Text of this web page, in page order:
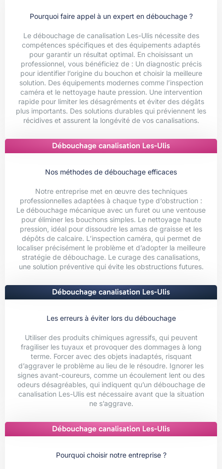
Pourquoi faire appel à un expert en débouchage ?
Le débouchage de canalisation Les-Ulis nécessite des
compétences spécifiques et des équipements adaptés
pour garantir un résultat optimal. En choisissant un
professionnel, vous bénéficiez de : Un diagnostic précis
pour identifier l’origine du bouchon et choisir la meilleure
solution. Des équipements modernes comme l’inspection
caméra et le nettoyage haute pression. Une intervention
rapide pour limiter les désagréments et éviter des dégâts
plus importants. Des solutions durables qui préviennent les
récidives et assurent la longévité de vos canalisations.
Débouchage canalisation Les-Ulis
Nos méthodes de débouchage efficaces
Notre entreprise met en œuvre des techniques
professionnelles adaptées à chaque type d’obstruction :
Le débouchage mécanique avec un furet ou une ventouse
pour éliminer les bouchons simples. Le nettoyage haute
pression, idéal pour dissoudre les amas de graisse et les
dépôts de calcaire. L’inspection caméra, qui permet de
localiser précisément le problème et d’adopter la meilleure
stratégie de débouchage. Le curage des canalisations,
une solution préventive qui évite les obstructions futures.
Débouchage canalisation Les-Ulis
Les erreurs à éviter lors du débouchage
Utiliser des produits chimiques agressifs, qui peuvent
fragiliser les tuyaux et provoquer des dommages à long
terme. Forcer avec des objets inadaptés, risquant
d’aggraver le problème au lieu de le résoudre. Ignorer les
signes avant-coureurs, comme un écoulement lent ou des
odeurs désagréables, qui indiquent qu’un débouchage de
canalisation Les-Ulis est nécessaire avant que la situation
ne s’aggrave.
Débouchage canalisation Les-Ulis
Pourquoi choisir notre entreprise ?